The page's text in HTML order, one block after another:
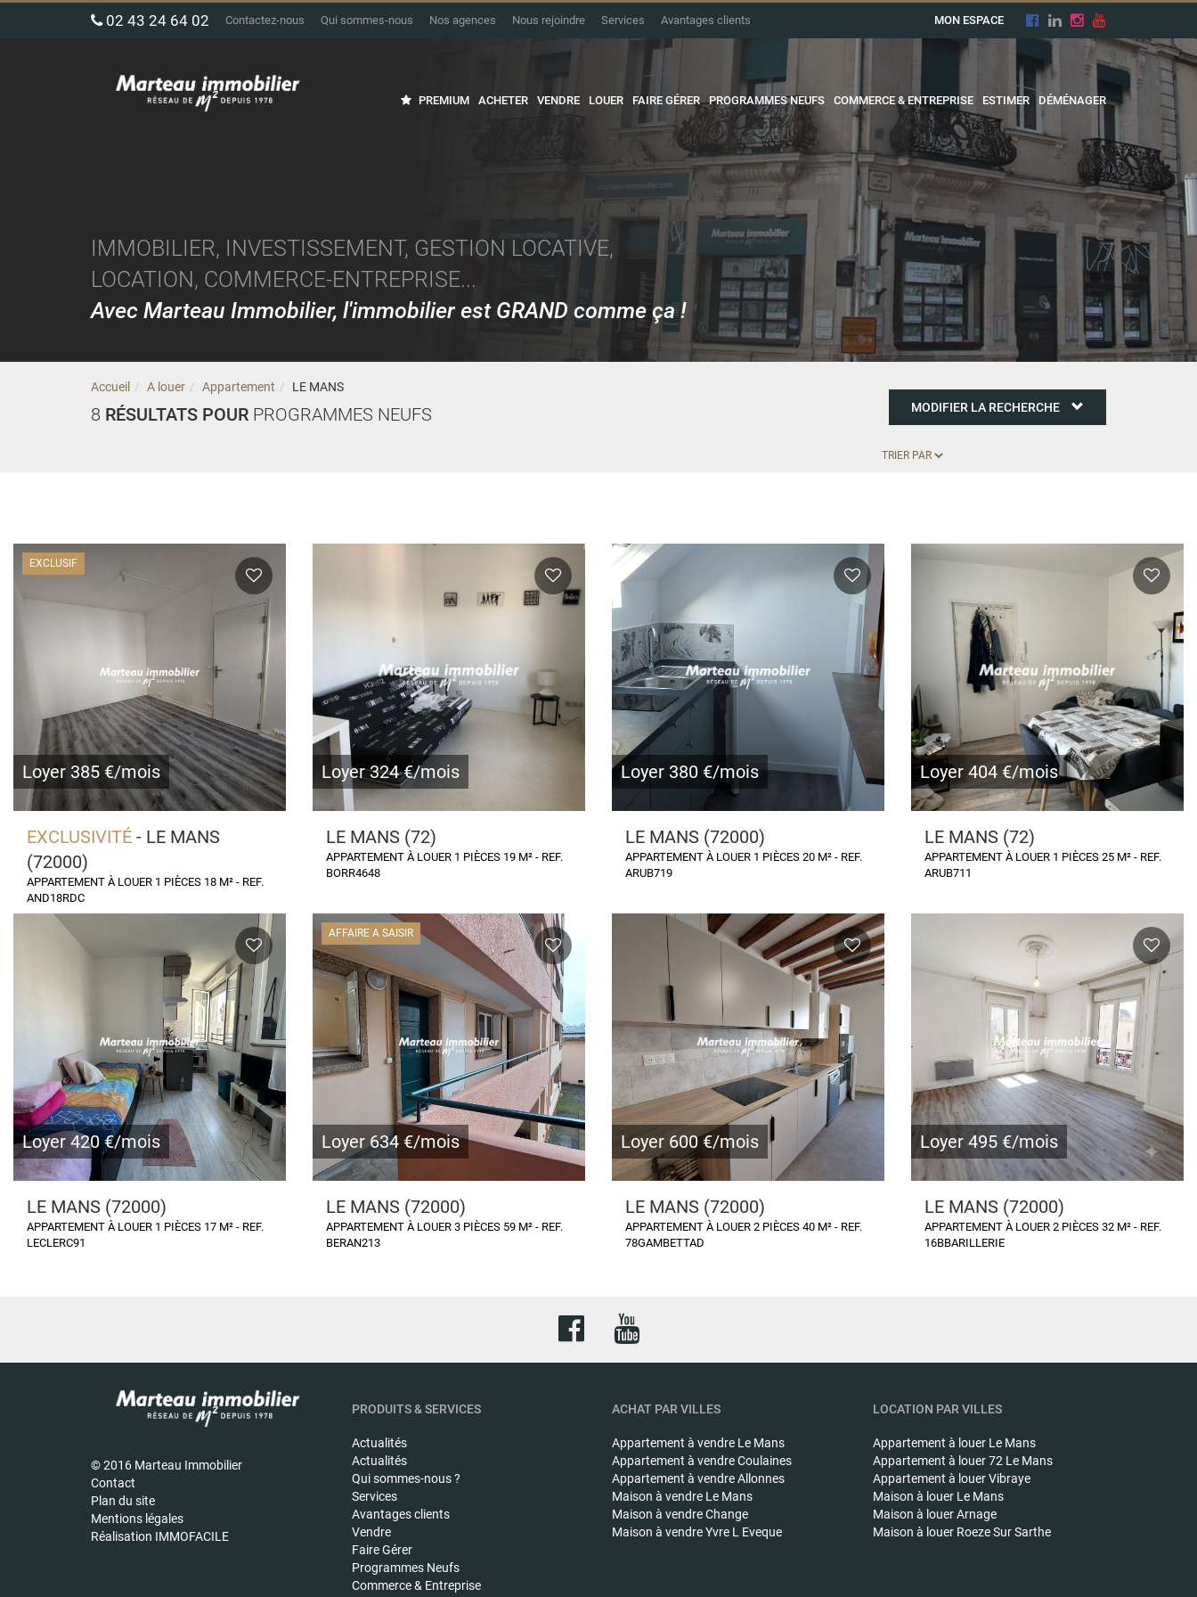
02 43 24 64 02 Contactez-nous Qui sommes-nous Nos agences Nous rejoindre Services Avantages clients MON ESPACE
PREMIUM ACHETER VENDRE LOUER FAIRE GÉRER PROGRAMMES NEUFS COMMERCE & ENTREPRISE ESTIMER DÉMÉNAGER
IMMOBILIER, INVESTISSEMENT, GESTION LOCATIVE,
LOCATION, COMMERCE-ENTREPRISE...
Avec Marteau Immobilier, l'immobilier est GRAND comme ça !
Accueil A louer Appartement LE MANS
8 RÉSULTATS POUR PROGRAMMES NEUFS MODIFIER LA RECHERCHE
EXCLUSIF
Loyer 385 €/mois
EXCLUSIVITÉ - LE MANS
(72000)
APPARTEMENT À LOUER 1 PIÈCES 18 M² - REF.
AND18RDC
Loyer 324 €/mois
LE MANS (72)
APPARTEMENT À LOUER 1 PIÈCES 19 M² - REF.
BORR4648
Loyer 380 €/mois
LE MANS (72000)
APPARTEMENT À LOUER 1 PIÈCES 20 M² - REF.
ARUB719
Loyer 404 €/mois
LE MANS (72)
APPARTEMENT À LOUER 1 PIÈCES 25 M² - REF.
ARUB711
Loyer 420 €/mois
LE MANS (72000)
APPARTEMENT À LOUER 1 PIÈCES 17 M² - REF.
LECLERC91
AFFAIRE A SAISIR
Loyer 634 €/mois
LE MANS (72000)
APPARTEMENT À LOUER 3 PIÈCES 59 M² - REF.
BERAN213
Loyer 600 €/mois
LE MANS (72000)
APPARTEMENT À LOUER 2 PIÈCES 40 M² - REF.
78GAMBETTAD
Loyer 495 €/mois
LE MANS (72000)
APPARTEMENT À LOUER 2 PIÈCES 32 M² - REF.
16BBARILLERIE
© 2016 Marteau Immobilier
Contact
Plan du site
Mentions légales
Réalisation IMMOFACILE
PRODUITS & SERVICES
Actualités
Actualités
Qui sommes-nous ?
Services
Avantages clients
Vendre
Faire Gérer
Programmes Neufs
Commerce & Entreprise
ACHAT PAR VILLES
Appartement à vendre Le Mans
Appartement à vendreCoulaines
Appartement à vendreAllonnes
Maison à vendre Le Mans
Maison à vendreChange
Maison à vendreYvre L Eveque
LOCATION PAR VILLES
Appartement à louer Le Mans
Appartement à louer72 Le Mans
Appartement à louerVibraye
Maison à louer Le Mans
Maison à louerArnage
Maison à louer Roeze Sur Sarthe